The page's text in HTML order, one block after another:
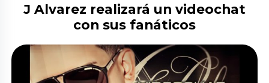
J Alvarez realizará un videochat
con sus fanáticos